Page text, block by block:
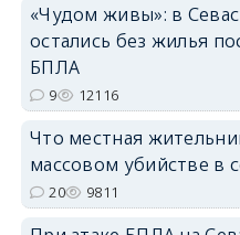
«Чудом живы»: в
остались без жилья
БПЛА
9 12116
Что местная
массовом убийстве в
20 9811